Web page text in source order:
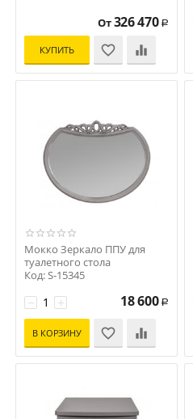
От326 470 Р
КУПИТЬ
Мокко Зеркало ППУ для
туалетного стола
Код: S-15345
+
− 18 600 Р
В КОРЗИНУ